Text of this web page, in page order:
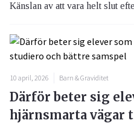
Känslan av att vara helt slut
10 april, 2026 Barn & Graviditet
Därför beter sig
hjärnsmarta vägar